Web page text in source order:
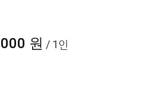
원 / 1인